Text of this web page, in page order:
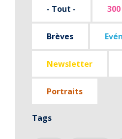
- Tout -
Brèves
Newsletter
Portraits
Tags